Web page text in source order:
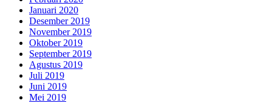
Januari 2020
Desember 2019
November 2019
Oktober 2019
September 2019
Agustus 2019
Juli 2019
Juni 2019
Mei 2019